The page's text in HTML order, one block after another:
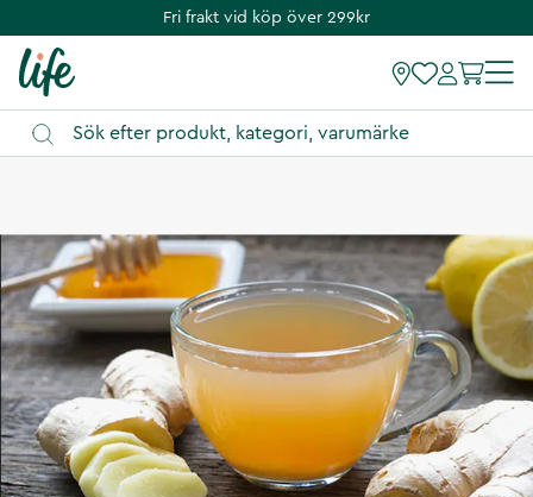
Fri frakt vid köp över 299kr